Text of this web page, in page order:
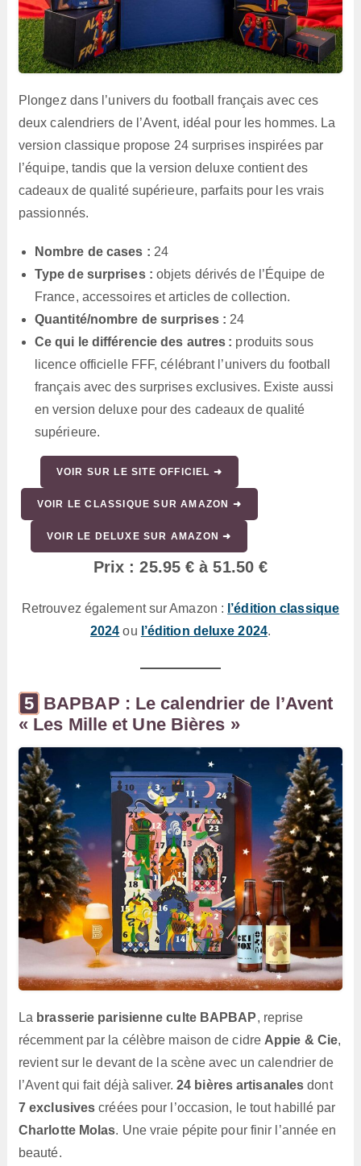
Plongez dans l’univers du football français avec ces
deux calendriers de l’Avent, idéal pour les hommes. La
version classique propose 24 surprises inspirées par
l’équipe, tandis que la version deluxe contient des
cadeaux de qualité supérieure, parfaits pour les vrais
passionnés.
Nombre de cases : 24
Type de surprises : objets dérivés de l’Équipe de
France, accessoires et articles de collection.
Quantité/nombre de surprises : 24
Ce qui le différencie des autres : produits sous
licence officielle FFF, célébrant l’univers du football
français avec des surprises exclusives. Existe aussi
en version deluxe pour des cadeaux de qualité
supérieure.
VOIR SUR LE SITE OFFICIEL ➜
VOIR LE CLASSIQUE SUR AMAZON ➜
VOIR LE DELUXE SUR AMAZON ➜
Prix : 25.95 € à 51.50 €
Retrouvez également sur Amazon : l’édition classique
2024 ou l’édition deluxe 2024.
BAPBAP : Le calendrier de l’Avent
« Les Mille et Une Bières »
La brasserie parisienne culte BAPBAP, reprise
récemment par la célèbre maison de cidre Appie & Cie,
revient sur le devant de la scène avec un calendrier de
l’Avent qui fait déjà saliver.24 bières artisanales dont
7 exclusives créées pour l’occasion, le tout habillé par
Charlotte Molas. Une vraie pépite pour finir l’année en
beauté.